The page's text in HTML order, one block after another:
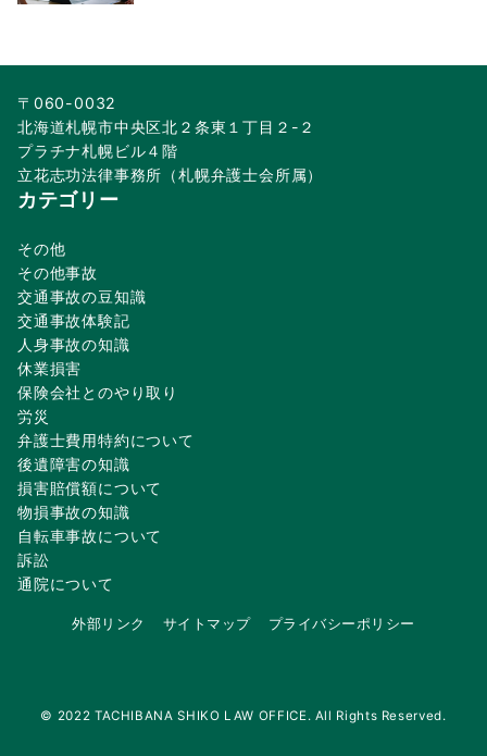
〒060-0032
北海道札幌市中央区北２条東１丁目２-２
プラチナ札幌ビル４階
立花志功法律事務所（札幌弁護士会所属）
カテゴリー
その他
その他事故
交通事故の豆知識
交通事故体験記
人身事故の知識
休業損害
保険会社とのやり取り
労災
弁護士費用特約について
後遺障害の知識
損害賠償額について
物損事故の知識
自転車事故について
訴訟
通院について
外部リンク サイトマップ プライバシーポリシー
© 2022 TACHIBANA SHIKO LAW OFFICE. All Rights Reserved.